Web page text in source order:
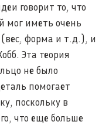
говорит то, что
мог иметь очень
форма и т.д.), и
Эта теория
не было
помогает
поскольку в
что еще больше